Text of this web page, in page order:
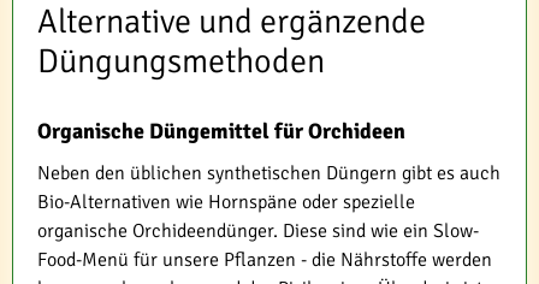
Alternative und ergänzende
Düngungsmethoden
Organische Düngemittel für Orchideen
Neben den üblichen synthetischen Düngern gibt es auch
Bio-Alternativen wie Hornspäne oder spezielle
organische Orchideendünger. Diese sind wie ein Slow-
Food-Menü für unsere Pflanzen - die Nährstoffe werden